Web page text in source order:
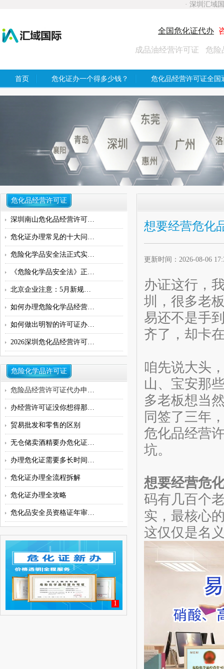
· 深圳汇域
全国危化证代办
成品油经营许可证 危险
首页 危化证办一个得多少钱？ 危化品经营许可证全国
危化品经营许可证
深圳南山危化品经营许可证具体办
危化证办理常见的十大问题指南
危险化学品安全法正式实施，无仓
《危险化学品安全法》正式施行：
北京企业注意：5月新规！5种化学品
如何办理危险化学品经营许可证
如何做出明智的许可证办理决策：
2026深圳危化品经营许可证办理流程
危险化学品许可证
危险品经营许可证代办申请,危化品
办经营许可证没你想得那么难！
贸易批发和零售的区别
无仓储卖酒精要办危化证吗？
办理危化证需要多长时间？代办机
​​危化证办理全流程拆解
危化证办理全攻略
危化品安全员资格证年审周一般都
1
想要经营危化
更新时间：2026-08-06
办证这行，
圳，很多老
易还不是手
齐了，却卡
咱先说大头
山、宝安那
多老板想当
同签了三年
危化品经营
坑。
想要经营危
码有几百个
实，最核心
这仅仅是名